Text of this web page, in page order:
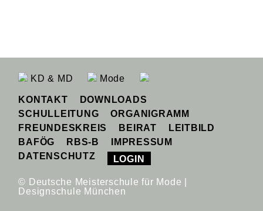
KD & MD Mode
KONTAKT
DOWNLOADS
SCHULLEITUNG
ORGANIGRAMM
FREUNDESKREIS
BEIRAT
LEITBILD
BAFÖG
RBS-B
IMPRESSUM
DATENSCHUTZ
LOGIN
© Deutsche Meisterschule für Mode |
Designschule München